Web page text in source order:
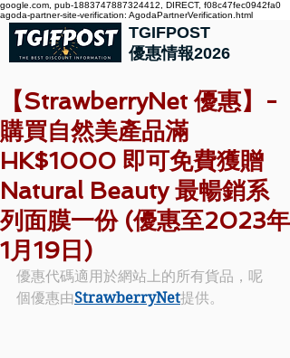
google.com, pub-1883747887324412, DIRECT, f08c47fec0942fa0
agoda-partner-site-verification: AgodaPartnerVerification.html
TGIFPOST
優惠情報2026
【StrawberryNet 優惠】-
購買自然美產品滿
HK$1000 即可免費獲贈
Natural Beauty 最暢銷系
列面膜一份 (優惠至2023年
1月19日)
優惠代碼適用於網站上的所有貨品，呢
個優惠由StrawberryNet提供。